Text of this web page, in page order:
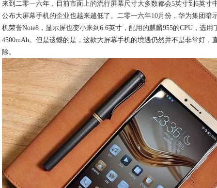
来到二零一六年，目前市面上的流行屏幕尺寸大多数都会5英寸到6英寸
公布大屏幕手机的企业也越来越低了。二零一六年10月份，华为集团暗
机荣誉Note8，显示屏也变小来到6.6英寸，配用的麒麟955的CPU，选用
4500mAh。但是遗憾的是，这款大屏幕手机的境遇仍然并不是非常好，
除。